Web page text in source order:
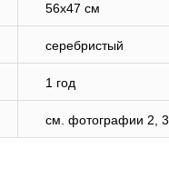
56х47 см
серебристый
1 год
см. фотографии 2, 3